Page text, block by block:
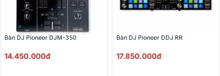
Bàn DJ Pioneer DJM-350
14.450.000đ
Bàn DJ Pioneer DDJ RR
17.850.000đ